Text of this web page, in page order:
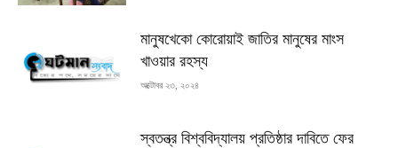
মানুষখেকো কোরোয়াই জাতির মানুষের মাংস
খাওয়ার রহস্য
অক্টোবর ২৩, ২০২৪
স্বতন্ত্র বিশ্ববিদ্যালয় প্রতিষ্ঠার দাবিতে ফের